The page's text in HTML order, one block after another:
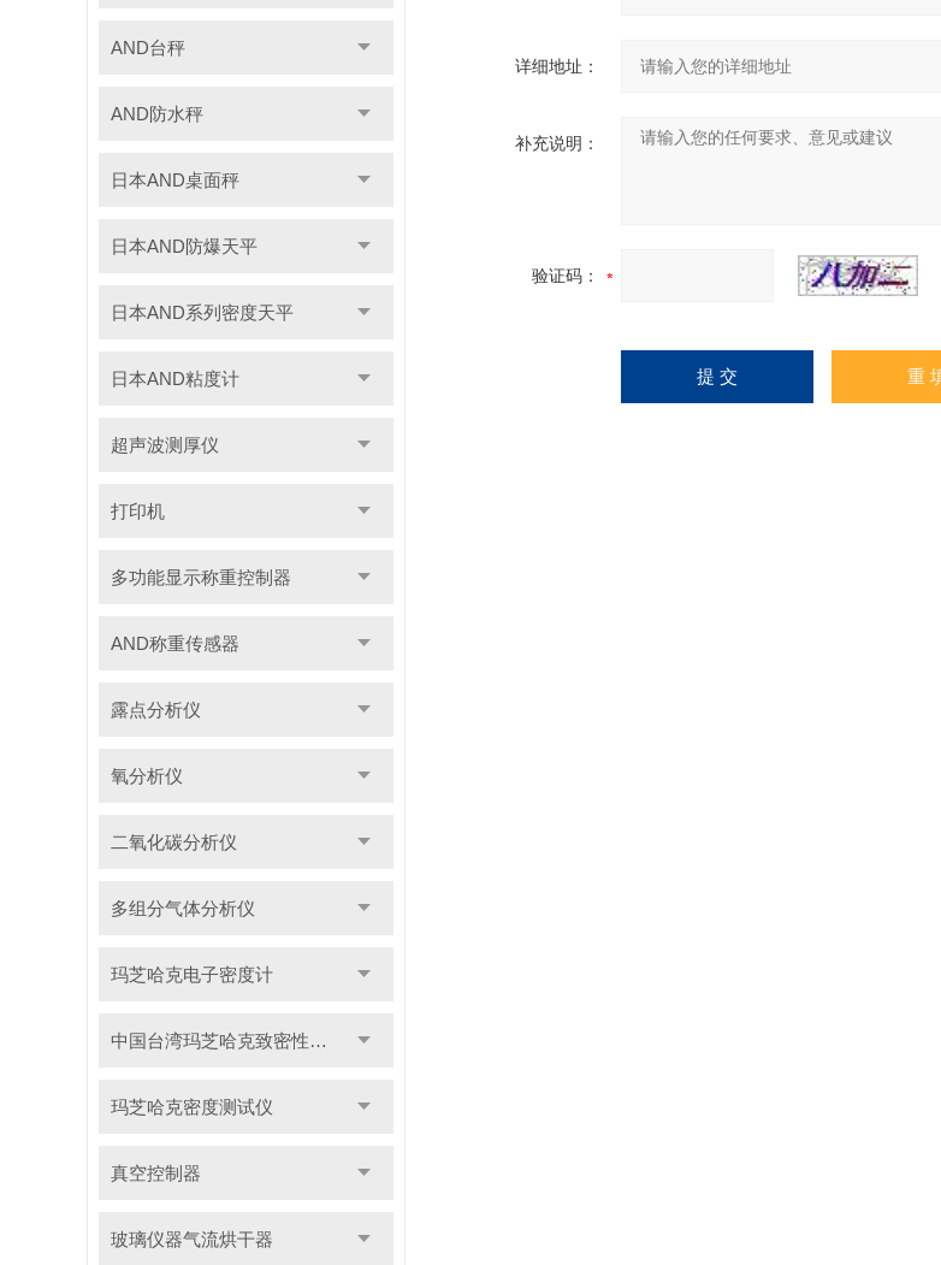
AND台秤
AND防水秤
日本AND桌面秤
日本AND防爆天平
日本AND系列密度天平
日本AND粘度计
超声波测厚仪
打印机
多功能显示称重控制器
AND称重传感器
露点分析仪
氧分析仪
二氧化碳分析仪
多组分气体分析仪
玛芝哈克电子密度计
中国台湾玛芝哈克致密性材料密度测试仪
玛芝哈克密度测试仪
真空控制器
玻璃仪器气流烘干器
详细地址：
补充说明：
验证码：